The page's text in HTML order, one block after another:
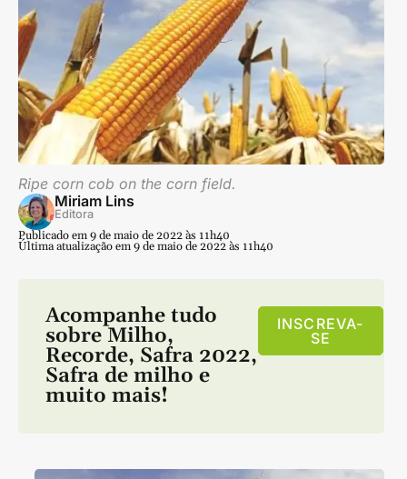
Ripe corn cob on the corn field.
Miriam Lins
Editora
Publicado em 9 de maio de 2022 às 11h40
Última atualização em 9 de maio de 2022 às 11h40
Acompanhe tudo
sobre Milho,
Recorde, Safra 2022,
Safra de milho e
muito mais!
INSCREVA-
SE